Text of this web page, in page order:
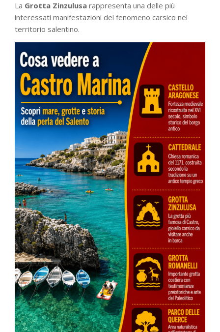
La Grotta Zinzulusa rappresenta una delle più
interessati manifestazioni del fenomeno carsico nel
territorio salentino.